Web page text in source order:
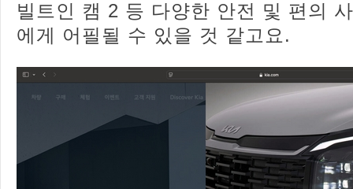
빌트인 캠 2 등 다양한 안전 및 편의
에게 어필될 수 있을 것 같고요.